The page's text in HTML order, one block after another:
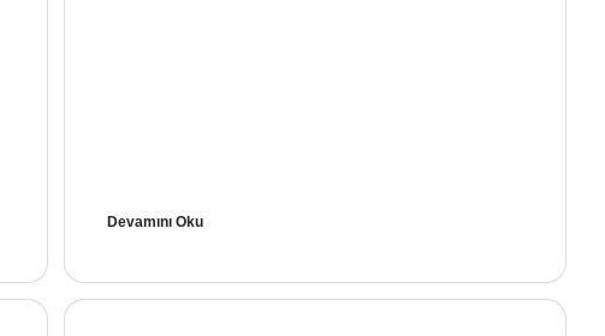
Devamını Oku